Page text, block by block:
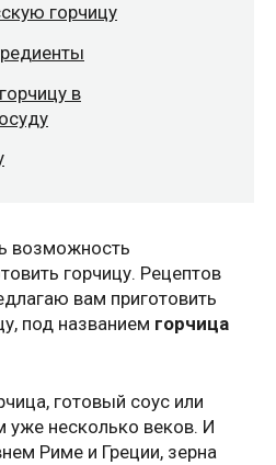
горчицу
в
возможность
горчицу. Рецептов
вам приготовить
под названием горчица
готовый соус или
уже несколько веков. И
Риме и Греции, зерна